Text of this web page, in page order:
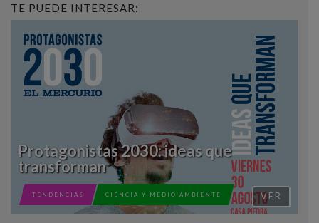
TE PUEDE INTERESAR:
Protagonistas 2030: ideas que
transforman
CIENCIA Y MEDIO AMBIENTE
TENDENCIAS VER